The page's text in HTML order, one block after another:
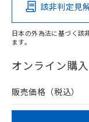
在庫等で未対応
問い合わせくださ
該非判定見
日本の外為法に基づく該
ます。
オンライン購入
販売価格（税込）